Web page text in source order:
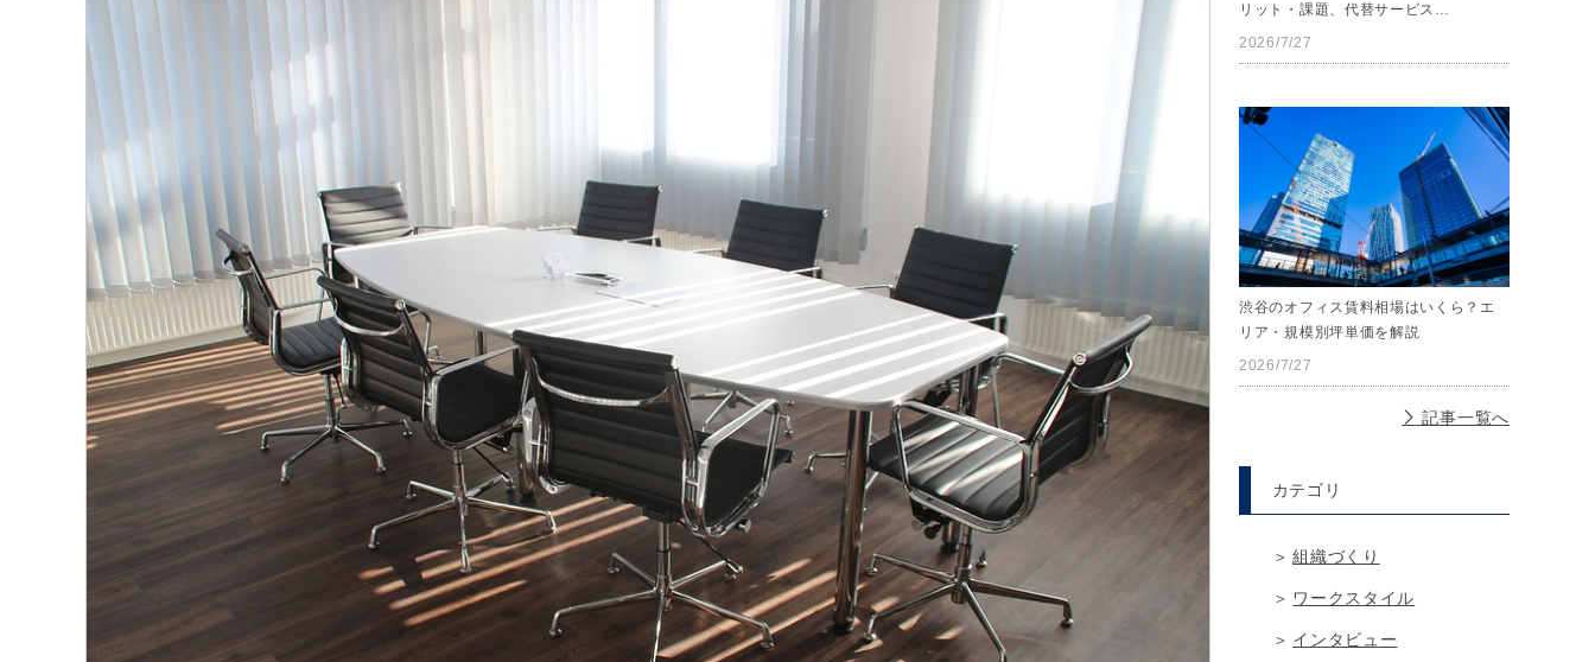
リット・課題、代替サービス…
2026/7/27
渋谷のオフィス賃料相場はいくら？エ
リア・規模別坪単価を解説
2026/7/27
記事一覧へ
カテゴリ
組織づくり
ワークスタイル
インタビュー